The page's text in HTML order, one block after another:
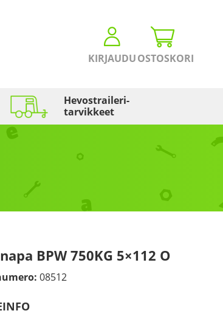
KIRJAUDUOSTOSKORI
Hevostraileri­
tarvikkeet
BPW 750KG 5×112 O
08512